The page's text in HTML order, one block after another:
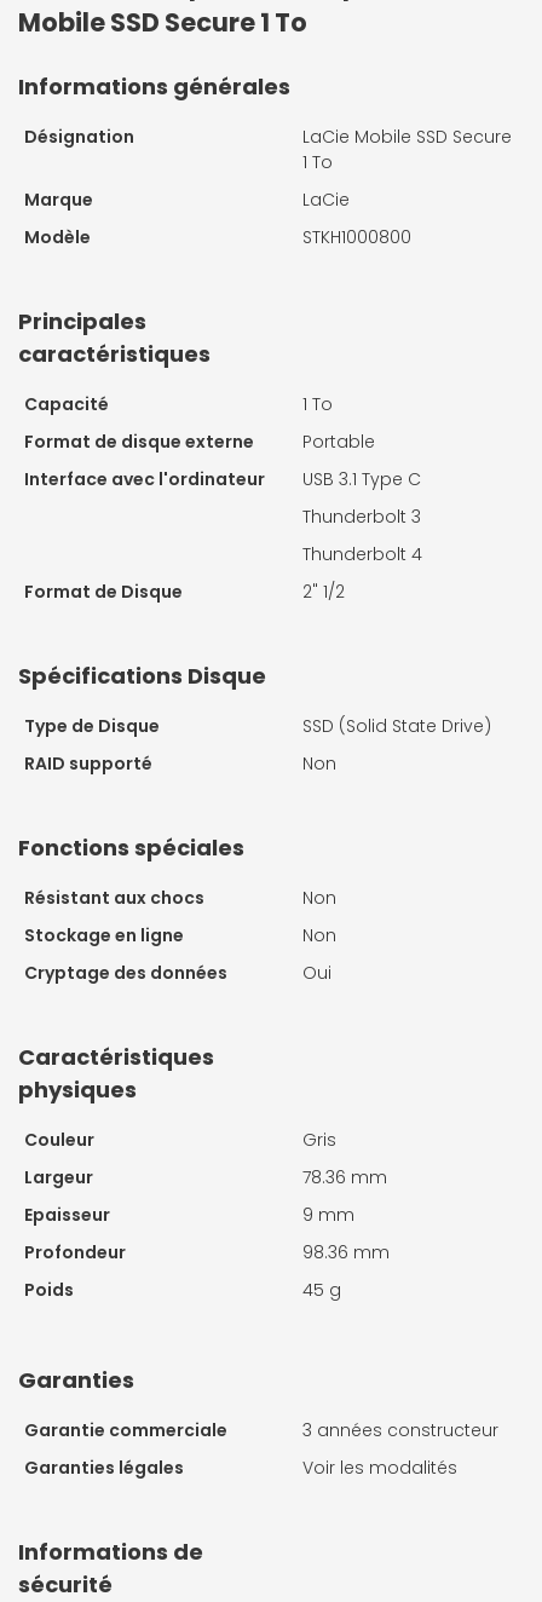
Mobile SSD Secure 1 To
Informations générales
Désignation
LaCie Mobile SSD Secure
1 To
Marque
LaCie
Modèle
STKH1000800
Principales
caractéristiques
Capacité
1 To
Format de disque externe
Portable
Interface avec l'ordinateur
USB 3.1 Type C
Thunderbolt 3
Thunderbolt 4
Format de Disque
2" 1/2
Spécifications Disque
Type de Disque
SSD (Solid State Drive)
RAID supporté
Non
Fonctions spéciales
Résistant aux chocs
Non
Stockage en ligne
Non
Cryptage des données
Oui
Caractéristiques
physiques
Couleur
Gris
Largeur
78.36 mm
Epaisseur
9 mm
Profondeur
98.36 mm
Poids
45 g
Garanties
Garantie commerciale
3 années constructeur
Garanties légales
Voir les modalités
Informations de
sécurité